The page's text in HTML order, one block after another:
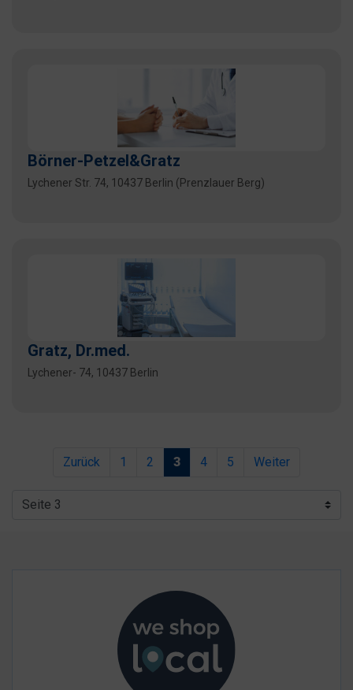
Börner-Petzel&Gratz
Lychener Str. 74, 10437 Berlin (Prenzlauer Berg)
Gratz, Dr.med.
Lychener- 74, 10437 Berlin
Zurück 1 2 3 4 5 Weiter